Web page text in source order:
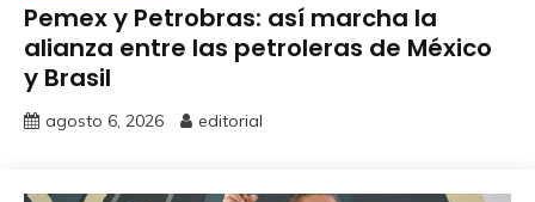
Pemex y Petrobras: así marcha la
alianza entre las petroleras de México
y Brasil
agosto 6, 2026 editorial